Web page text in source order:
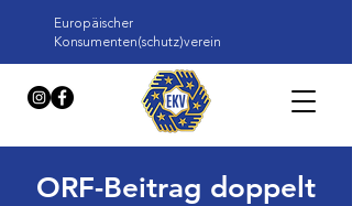
Europäischer
Konsumenten(schutz)verein
ORF-Beitrag doppelt